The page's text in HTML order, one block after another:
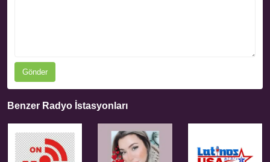
Gönder
Benzer Radyo İstasyonları